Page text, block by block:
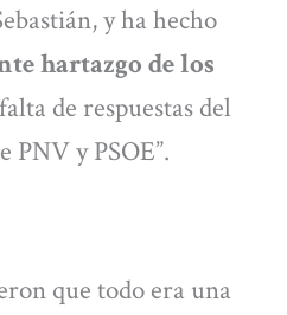
y ha hecho
hartazgo de los
de respuestas del
PNV y PSOE”.
que todo era una